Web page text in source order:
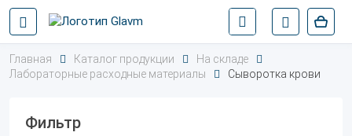
Главная Каталог продукции
На складе
Лабораторные расходные материалы
Сыворотка крови
Фильтр